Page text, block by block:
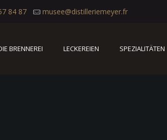
84 87 musee@distilleriemeyer.fr
BRENNEREI LECKEREIEN SPEZIALITÄTEN